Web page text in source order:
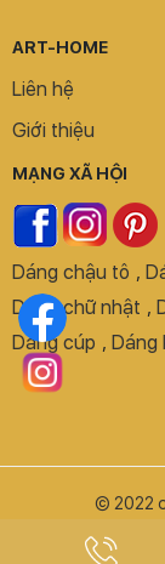
ART-HOME
Liên hệ
Giới thiệu
MẠNG XÃ HỘI
Dáng chậu tô ,
Dáng chữ nhật ,
Dáng cúp , Dáng
© 2022